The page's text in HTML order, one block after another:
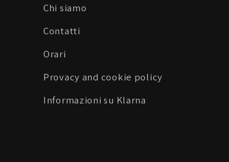
Chi siamo
Contatti
Orari
Provacy and cookie policy
Informazioni su Klarna